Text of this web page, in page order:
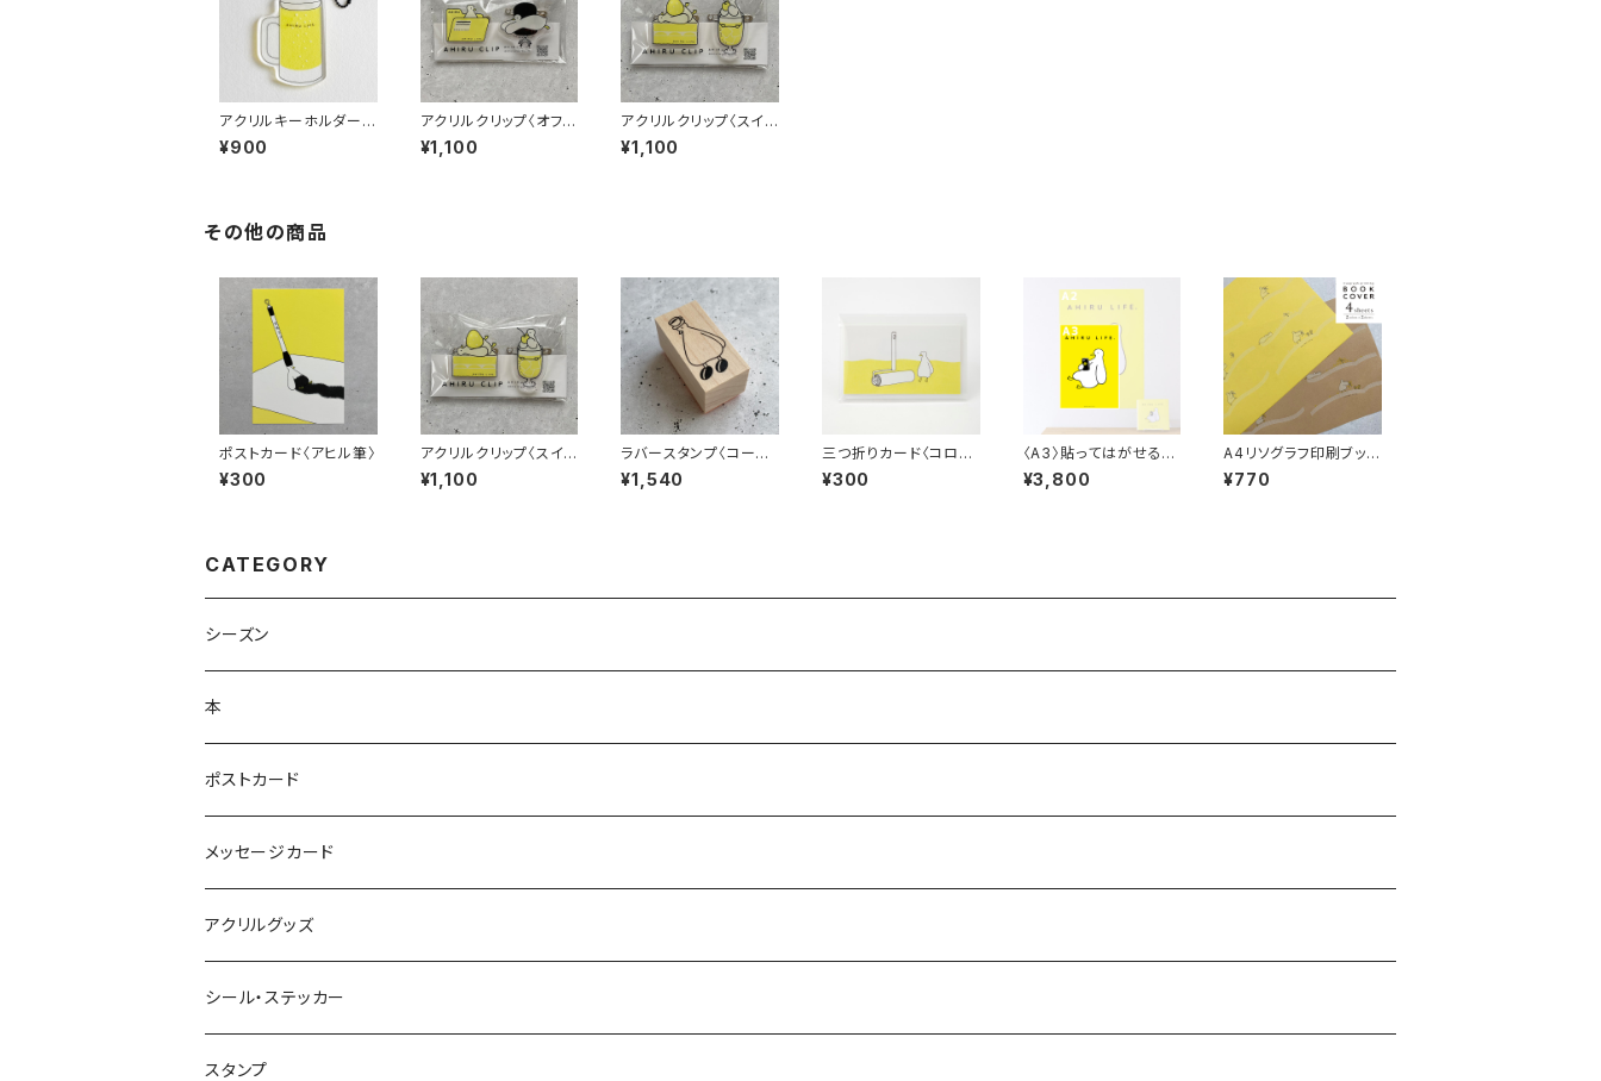
アクリルキーホルダー
〈生ビール〉
¥900
アクリルクリップ〈オフィ
ス〉
¥1,100
アクリルクリップ〈スイ
ーツ〉
¥1,100
その他の商品
ポストカード〈アヒル筆〉
¥300
アクリルクリップ〈スイ
ーツ〉
¥1,100
ラバースタンプ〈コーヒ
ー豆シューズ〉
¥1,540
三つ折りカード〈コロコ
ロ〉
¥300
〈A3〉貼ってはがせる厚
手ポスター
¥3,800
A4リソグラフ印刷ブック
カバー〈本のプレゼン
ト〉
¥770
CATEGORY
シーズン
本
ポストカード
メッセージカード
アクリルグッズ
シール・ステッカー
スタンプ